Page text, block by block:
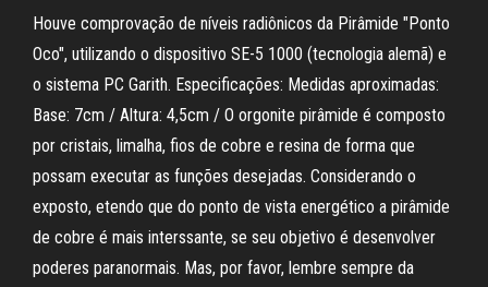
Houve comprovação de níveis radiônicos da Pirâmide "Ponto
Oco", utilizando o dispositivo SE-5 1000 (tecnologia alemã) e
o sistema PC Garith. Especificações: Medidas aproximadas:
Base: 7cm / Altura: 4,5cm / O orgonite pirâmide é composto
por cristais, limalha, fios de cobre e resina de forma que
possam executar as funções desejadas. Considerando o
exposto, etendo que do ponto de vista energético a pirâmide
de cobre é mais interssante, se seu objetivo é desenvolver
poderes paranormais. Mas, por favor, lembre sempre da